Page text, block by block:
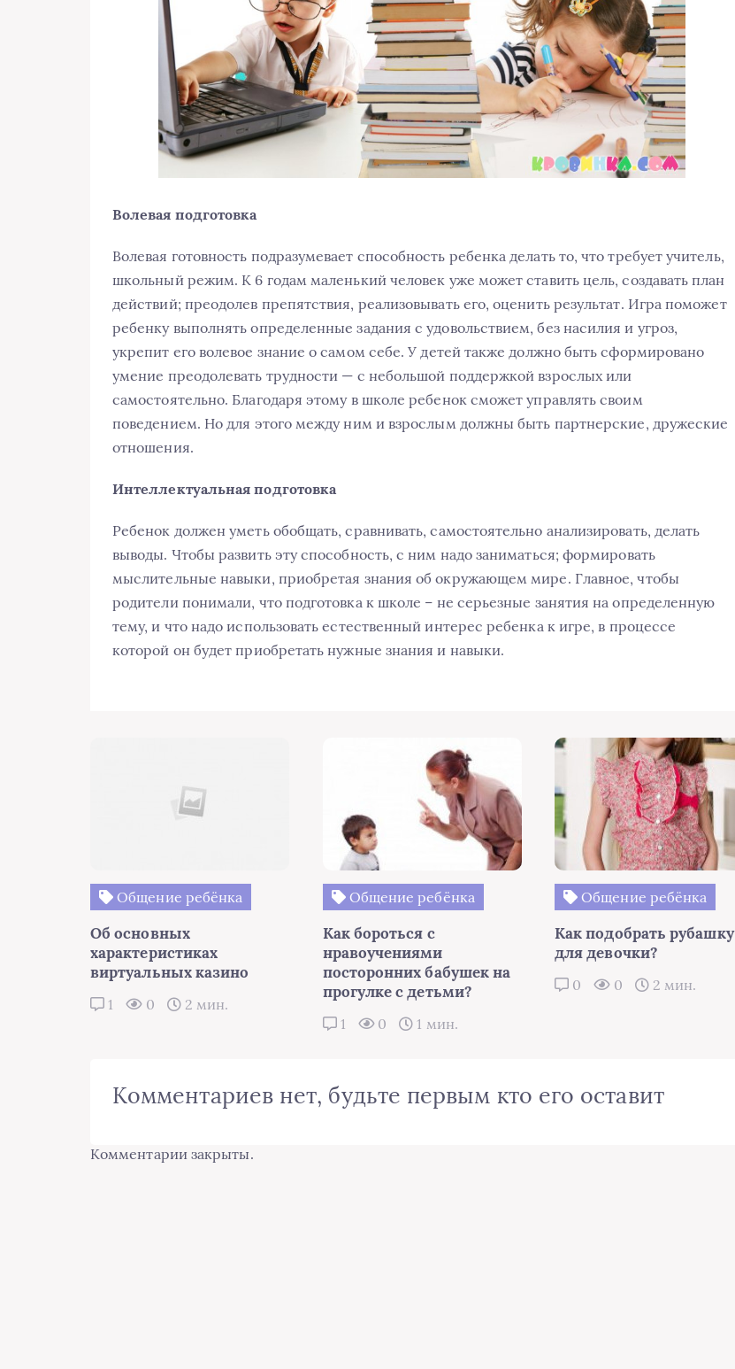
Волевая подготовка
Волевая готовность подразумевает способность ребенка делать то, что требует учитель,
школьный режим. К 6 годам маленький человек уже может ставить цель, создавать план
действий; преодолев препятствия, реализовывать его, оценить результат. Игра поможет
ребенку выполнять определенные задания с удовольствием, без насилия и угроз,
укрепит его волевое знание о самом себе. У детей также должно быть сформировано
умение преодолевать трудности — с небольшой поддержкой взрослых или
самостоятельно. Благодаря этому в школе ребенок сможет управлять своим
поведением. Но для этого между ним и взрослым должны быть партнерские, дружеские
отношения.
Интеллектуальная подготовка
Ребенок должен уметь обобщать, сравнивать, самостоятельно анализировать, делать
выводы. Чтобы развить эту способность, с ним надо заниматься; формировать
мыслительные навыки, приобретая знания об окружающем мире. Главное, чтобы
родители понимали, что подготовка к школе – не серьезные занятия на определенную
тему, и что надо использовать естественный интерес ребенка к игре, в процессе
которой он будет приобретать нужные знания и навыки.
Общение ребёнка
Об основных
характеристиках
виртуальных казино
1 0 2 мин.
Общение ребёнка
Как бороться с
нравоучениями
посторонних бабушек на
прогулке с детьми?
1 0 1 мин.
Общение ребёнка
Как подобрать рубашку
для девочки?
0 0 2 мин.
Комментариев нет, будьте первым кто его оставит
Комментарии закрыты.